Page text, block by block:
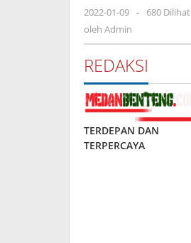
2022-01-09 oleh
-
680 Dilihat
oleh Admin
REDAKSI
TERDEPAN DAN
TERPERCAYA